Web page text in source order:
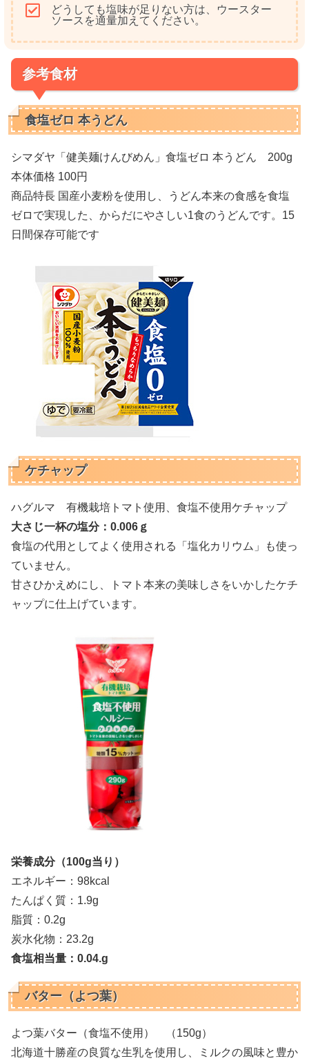
どうしても塩味が足りない方は、ウースター
ソースを適量加えてください。
参考食材
食塩ゼロ 本うどん
シマダヤ「健美麺けんびめん」食塩ゼロ 本うどん 200g
本体価格 100円
商品特長 国産小麦粉を使用し、うどん本来の食感を食塩
ゼロで実現した、からだにやさしい1食のうどんです。15
日間保存可能です
ケチャップ
ハグルマ 有機栽培トマト使用、食塩不使用ケチャップ
大さじ一杯の塩分：0.006ｇ
食塩の代用としてよく使用される「塩化カリウム」も使っ
ていません。
甘さひかえめにし、トマト本来の美味しさをいかしたケチ
ャップに仕上げています。
栄養成分（100g当り）
エネルギー：98kcal
たんぱく質：1.9g
脂質：0.2g
炭水化物：23.2g
食塩相当量：0.04.g
バター（よつ葉）
よつ葉バター（食塩不使用） （150g）
北海道十勝産の良質な生乳を使用し、ミルクの風味と豊か